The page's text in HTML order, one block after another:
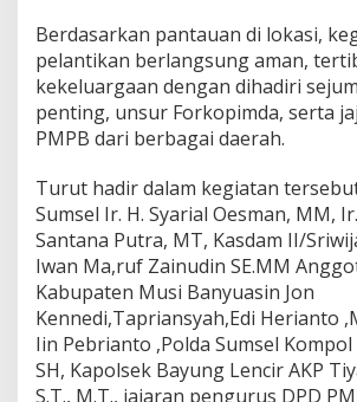
Berdasarkan pantauan di lokasi,
pelantikan berlangsung aman,
kekeluargaan dengan dihadiri
penting, unsur Forkopimda, serta
PMPB dari berbagai daerah.
Turut hadir dalam kegiatan
Sumsel Ir. H. Syarial Oesman, MM,
Santana Putra, MT, Kasdam II/
Iwan Ma,ruf Zainudin SE.MM
Kabupaten Musi Banyuasin Jon
Kennedi,Tapriansyah,Edi Herianto
Iin Pebrianto ,Polda Sumsel
SH, Kapolsek Bayung Lencir AKP
S.T., M.T., jajaran pengurus DPD